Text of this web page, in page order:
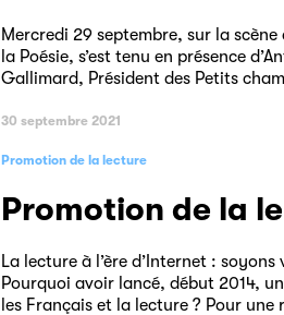
Mercredi 29 septembre, sur la scène
la Poésie, s’est tenu en présence
Gallimard, Président des Petits
30 septembre 2021
Promotion de la lecture
Promotion de la
La lecture à l’ère d’Internet :
Pourquoi avoir lancé, début 2014,
les Français et la lecture ? Pour une